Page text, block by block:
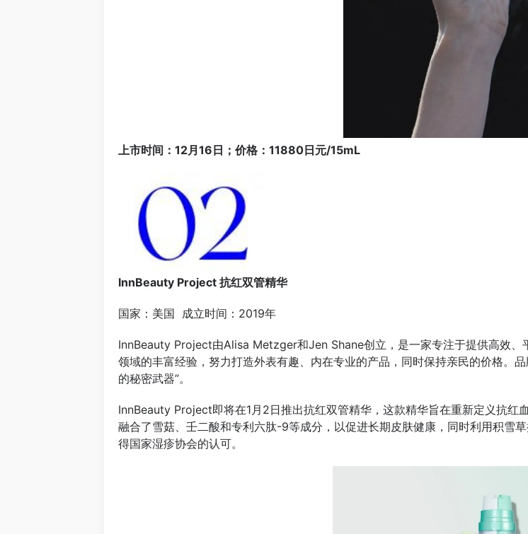
上市时间：12月16日；价格：11880日元/15mL
InnBeauty Project 抗红双管精华
国家：美国 成立时间：2019年
InnBeauty Project由Alisa Metzger和Jen Shane创立，是一家专注于提供高效
领域的丰富经验，努力打造外表有趣、内在专业的产品，同时保持亲民的价格。
的秘密武器”。
InnBeauty Project即将在1月2日推出抗红双管精华，这款精华旨在重新定义抗红
融合了雪菇、壬二酸和专利六肽-9等成分，以促进长期皮肤健康，同时利用积雪
得国家湿疹协会的认可。